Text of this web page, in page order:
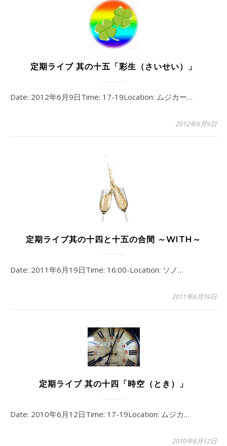
定期ライブ 其の十五「彩生（さいせい）」
Date: 2012年6月9日Time: 17-19Location: ムジカー…
2012年6月9日
定期ライブ其の十四と十五の合間 ～WITH～
Date: 2011年6月19日Time: 16:00-Location: ソノ…
2011年6月19日
定期ライブ 其の十四「時空（とき）」
Date: 2010年6月12日Time: 17-19Location: ムジカ…
2010年6月12日